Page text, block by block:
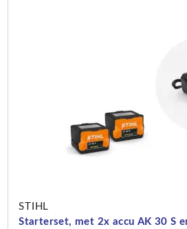
STIHL
Starterset, met 2x accu AK 30 S